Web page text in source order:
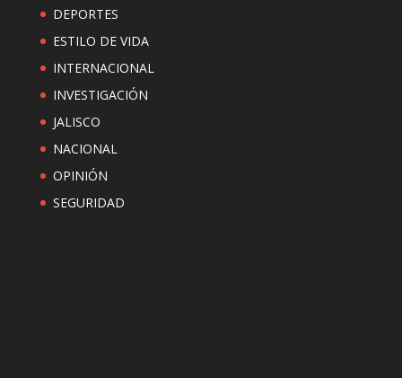
DEPORTES
ESTILO DE VIDA
INTERNACIONAL
INVESTIGACIÓN
JALISCO
NACIONAL
OPINIÓN
SEGURIDAD